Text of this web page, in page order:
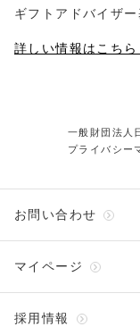
ギフトアドバイザ
詳しい情報はこち
一般財団法人
プライバシー
お問い合わせ
マイページ
採用情報